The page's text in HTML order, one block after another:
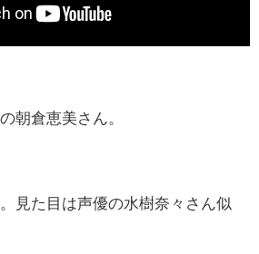
朝倉恵美さん。
見た目は声優の水樹奈々さん似